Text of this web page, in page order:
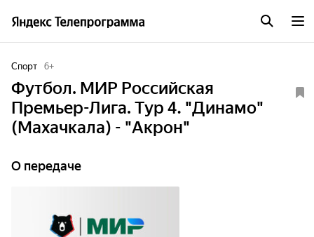
Спорт 6+
Футбол. МИР Российская
Премьер-Лига. Тур 4. "Динамо"
(Махачкала) - "Акрон"
О передаче